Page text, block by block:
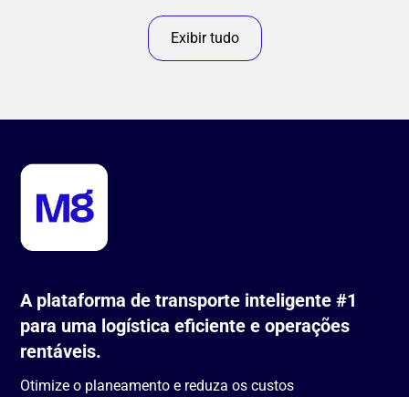
Exibir tudo
A plataforma de transporte inteligente #1
para uma logística eficiente e operações
rentáveis.
Otimize o planeamento e reduza os custos